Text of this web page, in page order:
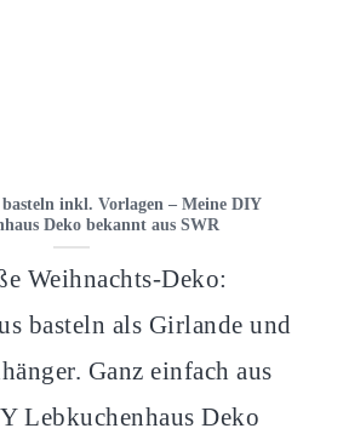
inkl. Vorlagen – Meine DIY
Deko bekannt aus SWR
Weihnachts-Deko:
basteln als Girlande und
Ganz einfach aus
Lebkuchenhaus Deko